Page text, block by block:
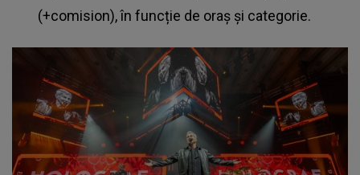
(+comision), în funcție de oraș și categorie.